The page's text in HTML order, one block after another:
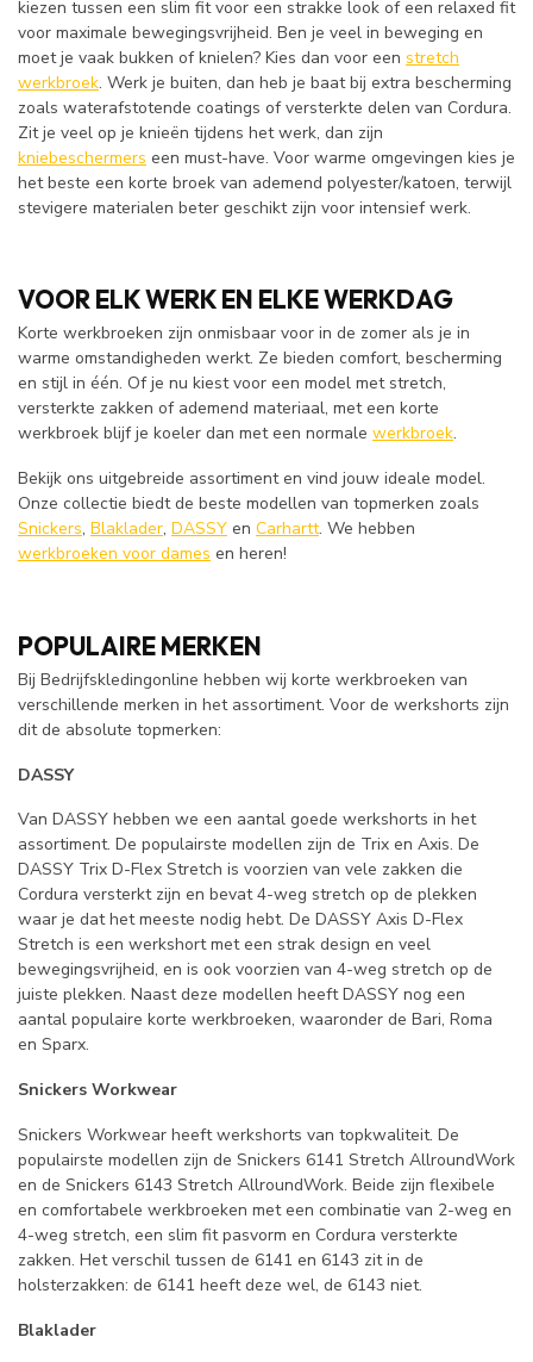
kiezen tussen een slim fit voor een strakke look of een relaxed fit
voor maximale bewegingsvrijheid. Ben je veel in beweging en
moet je vaak bukken of knielen? Kies dan voor een stretch
werkbroek. Werk je buiten, dan heb je baat bij extra bescherming
zoals waterafstotende coatings of versterkte delen van Cordura.
Zit je veel op je knieën tijdens het werk, dan zijn
kniebeschermers een must-have. Voor warme omgevingen kies je
het beste een korte broek van ademend polyester/katoen, terwijl
stevigere materialen beter geschikt zijn voor intensief werk.
VOOR ELK WERK EN ELKE WERKDAG
Korte werkbroeken zijn onmisbaar voor in de zomer als je in
warme omstandigheden werkt. Ze bieden comfort, bescherming
en stijl in één. Of je nu kiest voor een model met stretch,
versterkte zakken of ademend materiaal, met een korte
werkbroek blijf je koeler dan met een normale werkbroek.
Bekijk ons uitgebreide assortiment en vind jouw ideale model.
Onze collectie biedt de beste modellen van topmerken zoals
Snickers, Blaklader, DASSY en Carhartt. We hebben
werkbroeken voor dames en heren!
POPULAIRE MERKEN
Bij Bedrijfskledingonline hebben wij korte werkbroeken van
verschillende merken in het assortiment. Voor de werkshorts zijn
dit de absolute topmerken:
DASSY
Van DASSY hebben we een aantal goede werkshorts in het
assortiment. De populairste modellen zijn de Trix en Axis. De
DASSY Trix D-Flex Stretch is voorzien van vele zakken die
Cordura versterkt zijn en bevat 4-weg stretch op de plekken
waar je dat het meeste nodig hebt. De DASSY Axis D-Flex
Stretch is een werkshort met een strak design en veel
bewegingsvrijheid, en is ook voorzien van 4-weg stretch op de
juiste plekken. Naast deze modellen heeft DASSY nog een
aantal populaire korte werkbroeken, waaronder de Bari, Roma
en Sparx.
Snickers Workwear
Snickers Workwear heeft werkshorts van topkwaliteit. De
populairste modellen zijn de Snickers 6141 Stretch AllroundWork
en de Snickers 6143 Stretch AllroundWork. Beide zijn flexibele
en comfortabele werkbroeken met een combinatie van 2-weg en
4-weg stretch, een slim fit pasvorm en Cordura versterkte
zakken. Het verschil tussen de 6141 en 6143 zit in de
holsterzakken: de 6141 heeft deze wel, de 6143 niet.
Blaklader